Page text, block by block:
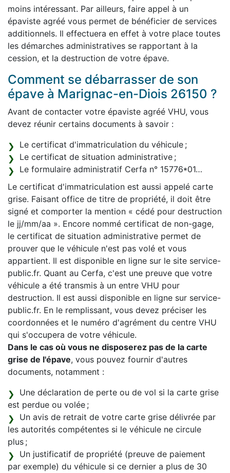
moins intéressant. Par ailleurs, faire appel à un
épaviste agréé vous permet de bénéficier de services
additionnels. Il effectuera en effet à votre place toutes
les démarches administratives se rapportant à la
cession, et la destruction de votre épave.
Comment se débarrasser de son
épave à Marignac-en-Diois 26150 ?
Avant de contacter votre épaviste agréé VHU, vous
devez réunir certains documents à savoir :
Le certificat d'immatriculation du véhicule ;
Le certificat de situation administrative ;
Le formulaire administratif Cerfa n° 15776*01…
Le certificat d'immatriculation est aussi appelé carte
grise. Faisant office de titre de propriété, il doit être
signé et comporter la mention « cédé pour destruction
le jj/mm/aa ». Encore nommé certificat de non-gage,
le certificat de situation administrative permet de
prouver que le véhicule n'est pas volé et vous
appartient. Il est disponible en ligne sur le site service-
public.fr. Quant au Cerfa, c'est une preuve que votre
véhicule a été transmis à un entre VHU pour
destruction. Il est aussi disponible en ligne sur service-
public.fr. En le remplissant, vous devez préciser les
coordonnées et le numéro d'agrément du centre VHU
qui s'occupera de votre véhicule.
Dans le cas où vous ne disposerez pas de la carte
grise de l'épave, vous pouvez fournir d'autres
documents, notamment :
Une déclaration de perte ou de vol si la carte grise
est perdue ou volée ;
Un avis de retrait de votre carte grise délivrée par
les autorités compétentes si le véhicule ne circule
plus ;
Un justificatif de propriété (preuve de paiement
par exemple) du véhicule si ce dernier a plus de 30